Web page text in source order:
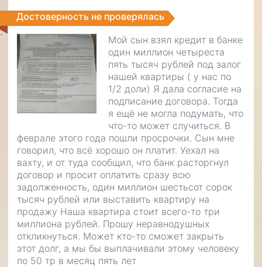
Достоверность не проверялась
Мой сын взял кредит в банке
один миллион четыреста
пять тысяч рублей под залог
нашей квартиры ( у нас по
1/2 доли) Я дала согласие на
подписание договора. Тогда
я ещё не могла подумать, что
что-то может случиться. В
феврале этого года пошли просрочки. Сын мне
говорил, что всё хорошо он платит. Уехал на
вахту, и от туда сообщил, что банк расторгнул
договор и просит оплатить сразу всю
задолженность, один миллион шестьсот сорок
тысяч рублей или выставить квартиру на
продажу Наша квартира стоит всего-то три
миллиона рублей. Прошу неравнодушных
откликнуться. Может кто-то сможет закрыть
этот долг, а мы бы выплачивали этому человеку
по 50 тр в месяц пять лет